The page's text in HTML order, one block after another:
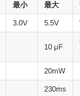
最小 最大
3.0V 5.5V
10 μF
20mW
230ms